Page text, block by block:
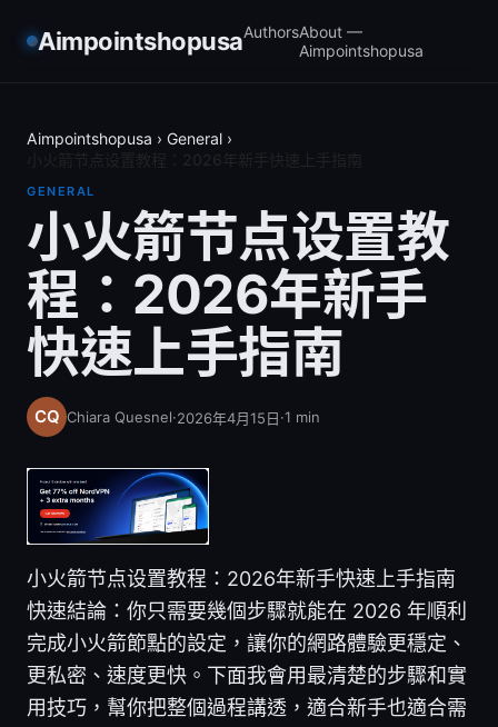
AimpointshopusaAuthorsAbout —
Aimpointshopusa
Aimpointshopusa › General ›
GENERAL
小火箭节点设置教
程：2026年新手
快速上手指南
Chiara Quesnel·2026年4月15日·1 min
小火箭节点设置教程：2026年新手快速上手指南
快速結論：你只需要幾個步驟就能在 2026 年順利
完成小火箭節點的設定，讓你的網路體驗更穩定、
更私密、速度更快。下面我會用最清楚的步驟和實
用技巧，幫你把整個過程講透，適合新手也適合需